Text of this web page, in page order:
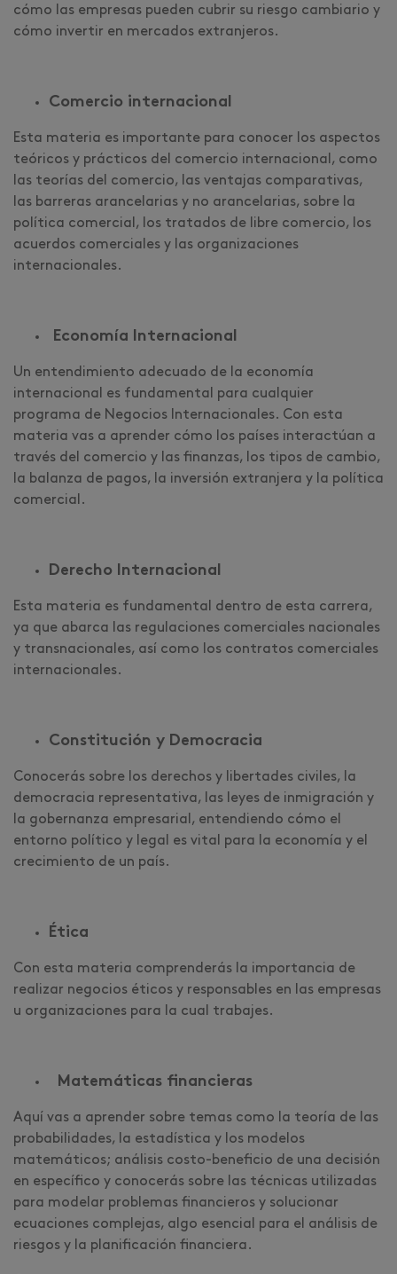
cómo las empresas pueden cubrir su riesgo cambiario y
cómo invertir en mercados extranjeros.
Comercio internacional
Esta materia es importante para conocer los aspectos
teóricos y prácticos del comercio internacional, como
las teorías del comercio, las ventajas comparativas,
las barreras arancelarias y no arancelarias, sobre la
política comercial, los tratados de libre comercio, los
acuerdos comerciales y las organizaciones
internacionales.
Economía Internacional
Un entendimiento adecuado de la economía
internacional es fundamental para cualquier
programa de Negocios Internacionales. Con esta
materia vas a aprender cómo los países interactúan a
través del comercio y las finanzas, los tipos de cambio,
la balanza de pagos, la inversión extranjera y la política
comercial.
Derecho Internacional
Esta materia es fundamental dentro de esta carrera,
ya que abarca las regulaciones comerciales nacionales
y transnacionales, así como los contratos comerciales
internacionales.
Constitución y Democracia
Conocerás sobre los derechos y libertades civiles, la
democracia representativa, las leyes de inmigración y
la gobernanza empresarial, entendiendo cómo el
entorno político y legal es vital para la economía y el
crecimiento de un país.
Ética
Con esta materia comprenderás la importancia de
realizar negocios éticos y responsables en las empresas
u organizaciones para la cual trabajes.
Matemáticas financieras
Aquí vas a aprender sobre temas como la teoría de las
probabilidades, la estadística y los modelos
matemáticos; análisis costo-beneficio de una decisión
en específico y conocerás sobre las técnicas utilizadas
para modelar problemas financieros y solucionar
ecuaciones complejas, algo esencial para el análisis de
riesgos y la planificación financiera.